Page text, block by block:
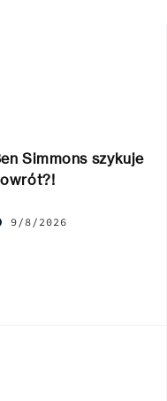
Simmons szykuje
9/8/2026